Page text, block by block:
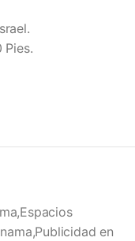
Pies.
en